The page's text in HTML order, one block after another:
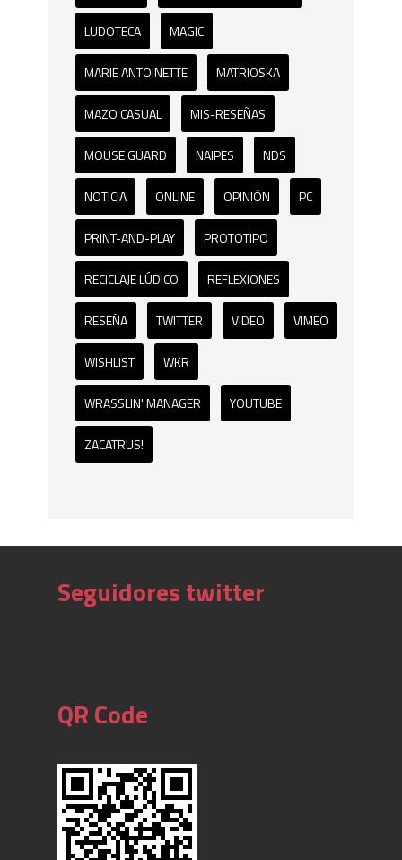
LUDOTECA MAGIC
MARIE ANTOINETTE MATRIOSKA
MAZO CASUAL MIS-RESEÑAS
MOUSE GUARD NAIPES NDS
NOTICIA ONLINE OPINIÓN PC
PRINT-AND-PLAY PROTOTIPO
RECICLAJE LÚDICO REFLEXIONES
RESEÑA TWITTER VIDEO VIMEO
WISHLIST WKR
WRASSLIN' MANAGER YOUTUBE
ZACATRUS!
Seguidores twitter
QR Code